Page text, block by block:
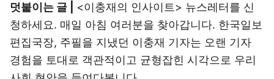
덧붙이는 글 | <이충재의 인사이트> 뉴스레터를 신
청하세요. 매일 아침 여러분을 찾아갑니다. 한국일보
편집국장, 주필을 지냈던 이충재 기자는 오랜 기자
경험을 토대로 객관적이고 균형잡힌 시각으로 우리